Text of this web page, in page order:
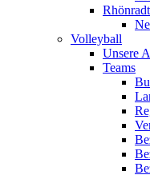
Volleyball
Unsere
Teams